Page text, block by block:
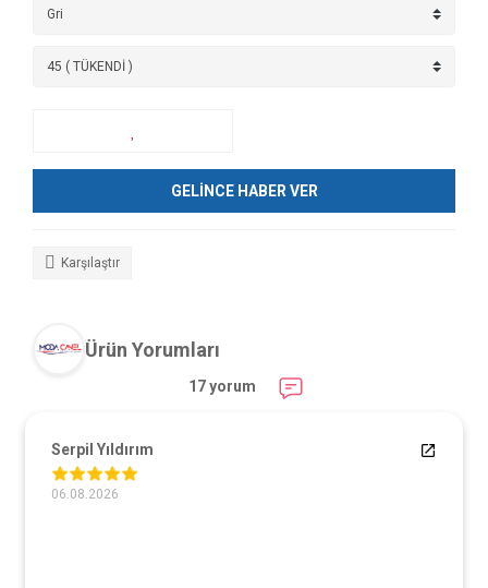
GELİNCE HABER VER
Karşılaştır
Ürün Yorumları
17 yorum
Serpil Yıldırım
06.08.2026